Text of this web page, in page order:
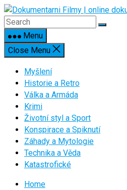
Skip
to
contentMenu
Close Menu
Myšlení
Historie a Retro
Válka a Armáda
Krimi
Životní styl a Sport
Konspirace a Spiknutí
Záhady a Mytologie
Technika a Věda
Katastrofické
Home